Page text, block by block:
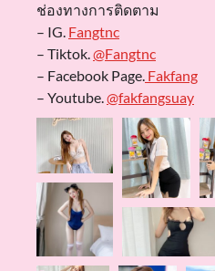
ช่องทางการติดตาม
– IG. Fangtnc
– Tiktok.@Fangtnc
– Facebook Page. Fakfang
– Youtube.@fakfangsuay